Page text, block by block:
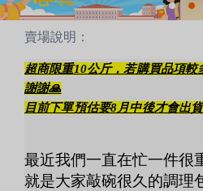
賣場說明：
超商限重10公斤，若購買品項較
謝謝🙏
目前下單預估要8月中後才會出
最近我們一直在忙一件很
就是大家敲碗很久的調理
Focus